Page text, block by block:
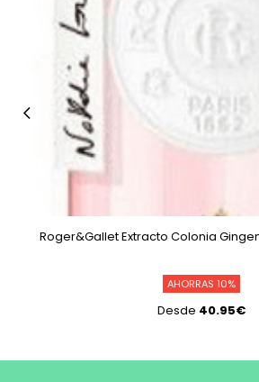
Roger&Gallet Extracto Colonia
AHORRAS 10%
Desde 40.95€